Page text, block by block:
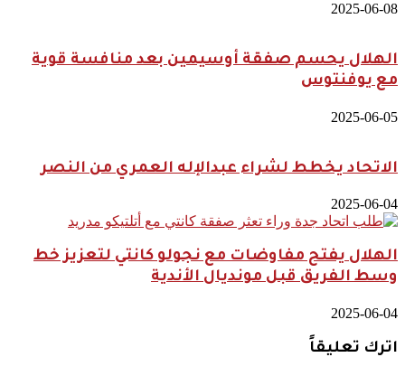
2025-06-08
الهلال يحسم صفقة أوسيمين بعد منافسة قوية
مع يوفنتوس
2025-06-05
الاتحاد يخطط لشراء عبدالإله العمري من النصر
2025-06-04
الهلال يفتح مفاوضات مع نجولو كانتي لتعزيز خط
وسط الفريق قبل مونديال الأندية
2025-06-04
اترك تعليقاً